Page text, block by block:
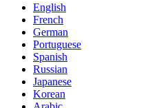
English
French
German
Portuguese
Spanish
Russian
Japanese
Korean